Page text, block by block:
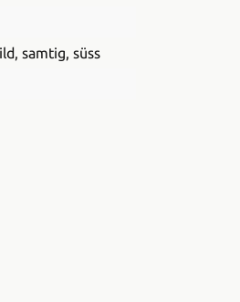
, samtig, süss